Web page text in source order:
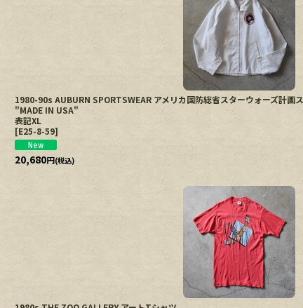
1980-90s AUBURN SPORTSWEAR アメリカ国防総省スターウォーズ計画
"MADE IN USA"
表記XL
[E25-8-59]
20,680円(税込)